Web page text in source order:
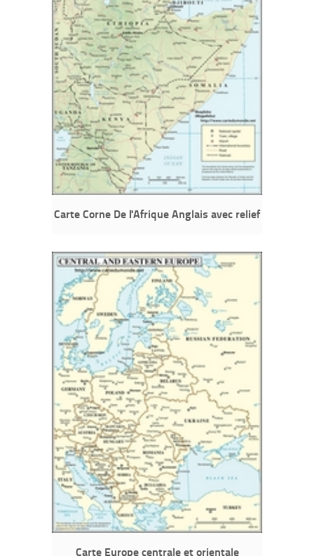
Carte Corne De l'Afrique Anglais avec relief
Carte Europe centrale et orientale